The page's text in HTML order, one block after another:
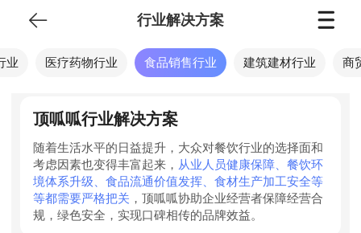
行业解决方案
业 医疗药物行业 食品销售行业 建筑建材行业 商
顶呱呱行业解决方案
随着生活水平的日益提升，大众对餐饮行业的选择面和
考虑因素也变得丰富起来， 从业人员健康保障、餐饮环
境体系升级、食品流通价值发挥、食材生产加工安全等
等都需要严格把关 ，顶呱呱协助企业经营者保障经营合
规，绿色安全，实现口碑相传的品牌效益。